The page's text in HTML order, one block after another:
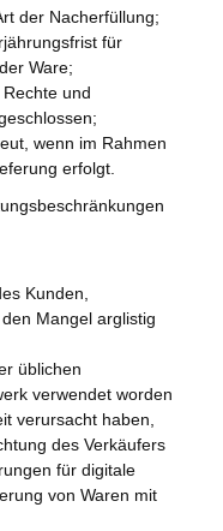
der Nacherfüllung;
für
Ware;
und
wenn im Rahmen
erfolgt.
Kunden,
Mangel arglistig
üblichen
verwendet worden
verursacht haben,
des Verkäufers
für digitale
von Waren mit